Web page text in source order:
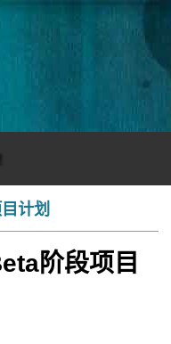
计划
阶段项目